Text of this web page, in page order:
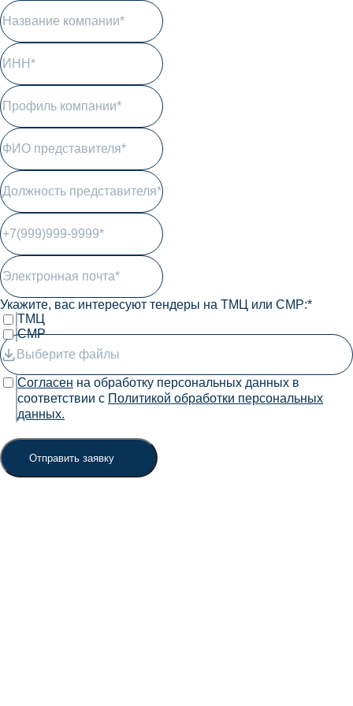
Укажите, вас интересуют тендеры на ТМЦ или СМР:*
ТМЦ
СМР
Выберите файлы
Согласен на обработку персональных данных в
соответствии с Политикой обработки персональных
данных.
Отправить заявку